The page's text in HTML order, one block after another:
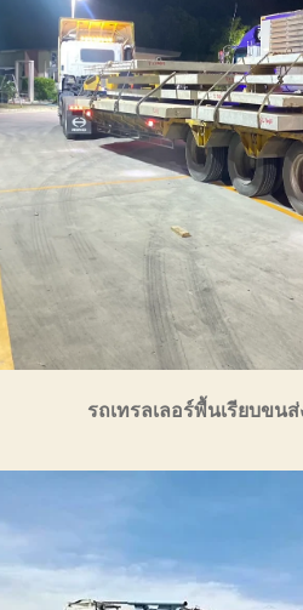
รถเทรลเลอร์พื้นเรียบขน